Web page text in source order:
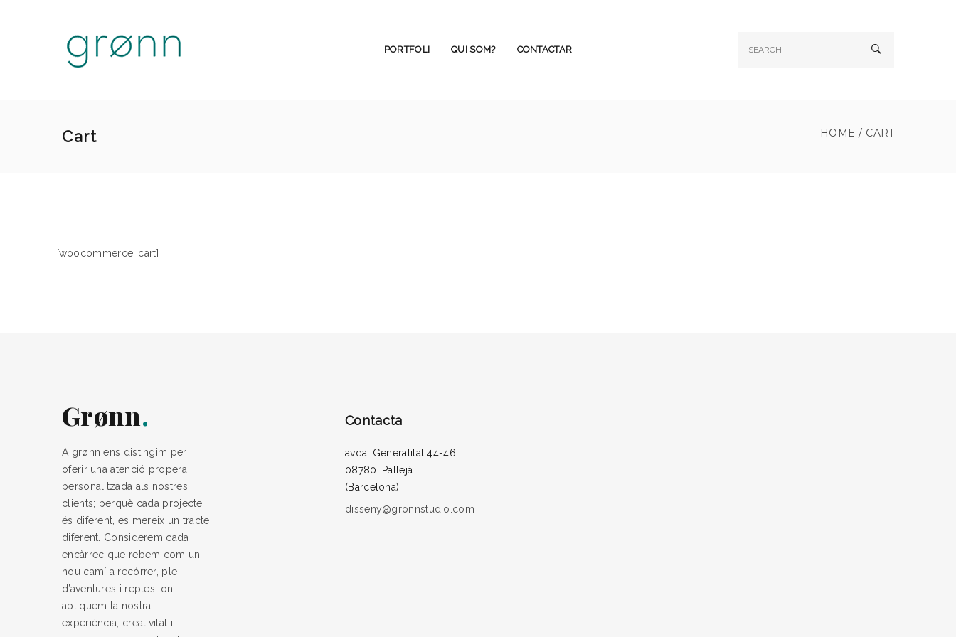
PORTFOLI QUI SOM? CONTACTAR
Cart HOME / CART
[woocommerce_cart]
Grønn
A grønn ens distingim per
oferir una atenció propera i
personalitzada als nostres
clients; perquè cada projecte
és diferent, es mereix un tracte
diferent. Considerem cada
encàrrec que rebem com un
nou camí a recórrer, ple
d’aventures i reptes, on
apliquem la nostra
experiència, creativitat i
Contacta
avda. Generalitat 44-46,
08780, Pallejà
(Barcelona)
disseny@gronnstudio.com